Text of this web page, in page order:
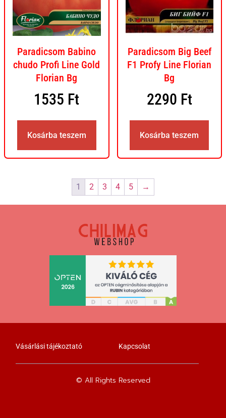
Paradicsom Babino
chudo Profi Line Gold
Florian Bg
1535 Ft
Kosárba teszem
Paradicsom Big Beef
F1 Profy Line Florian
Bg
2290 Ft
Kosárba teszem
1 2 3 4 5 →
Vásárlási tájékoztató Kapcsolat
© All Rights Reserved